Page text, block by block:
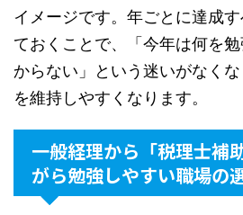
イメージです。年ごとに達成
ておくことで、「今年は何を
からない」という迷いがなく
を維持しやすくなります。
一般経理から「税理士補
がら勉強しやすい職場の